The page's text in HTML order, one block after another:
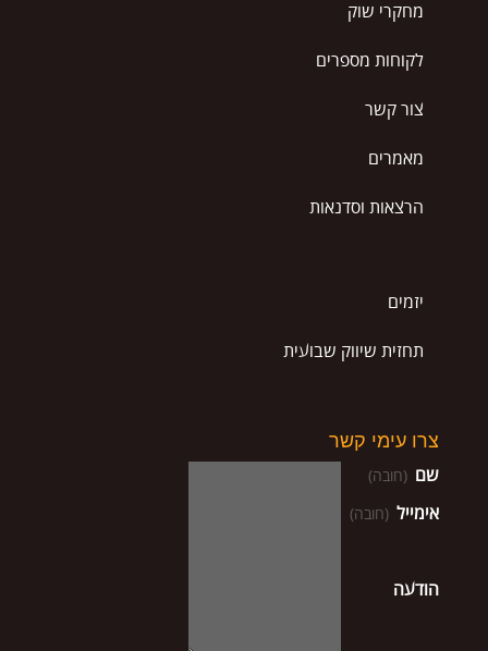
מחקרי שוק
לקוחות מספרים
צור קשר
מאמרים
הרצאות וסדנאות
יזמים
תחזית שיווק שבועית
צרו עימי קשר
שם (חובה)
אימייל (חובה)
הודעה